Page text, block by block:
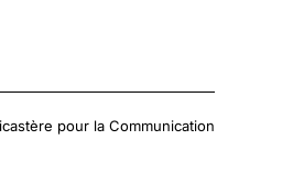
pour la Communication